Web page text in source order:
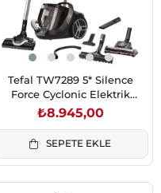
Tefal TW7289 5* Silence
Force Cyclonic Elektrik
Süpürgesi (2211400975)
₺8.945,00
SEPETE EKLE